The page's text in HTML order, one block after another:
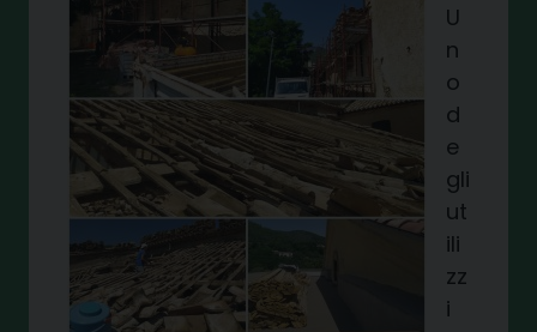
U
n
o
d
e
gli
ut
ili
zz
i